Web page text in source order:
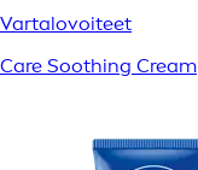
Vartalovoiteet
Care Soothing Cream